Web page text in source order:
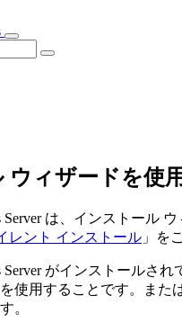
ウィザードを使
Server は、インストール
レント インストール 」を
Server がインストール
使用することです。または
。